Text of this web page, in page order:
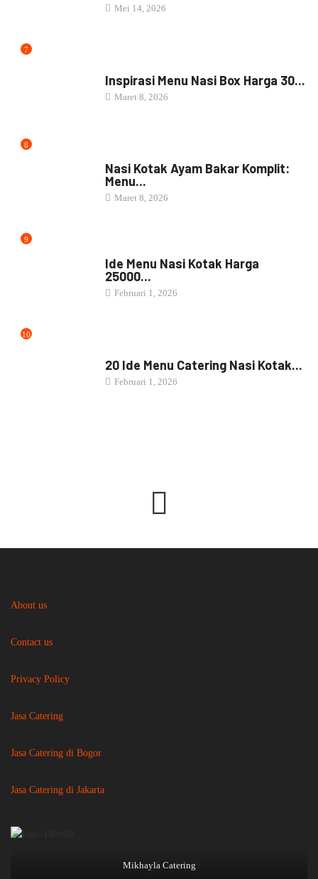
Mei 14, 2026
7
Inspirasi Menu Nasi Box Harga 30...
Maret 8, 2026
8
Nasi Kotak Ayam Bakar Komplit:
Menu...
Maret 8, 2026
9
Ide Menu Nasi Kotak Harga
25000...
Februari 1, 2026
10
20 Ide Menu Catering Nasi Kotak...
Februari 1, 2026
About us
Contact us
Privacy Policy
Jasa Catering
Jasa Catering di Bogor
Jasa Catering di Jakarta
Mikhayla Catering